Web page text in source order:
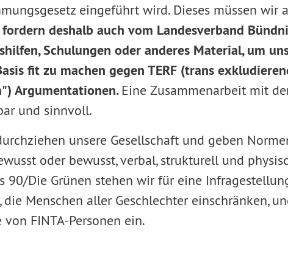
eingeführt wird. Dieses müssen wir
fordern deshalb auch vom Landesverband
Schulungen oder anderes Material, um
fit zu machen gegen TERF (trans
Argumentationen.Eine Zusammenarbeit mit
und sinnvoll.
unsere Gesellschaft und geben
oder bewusst, verbal, strukturell und
90/Die Grünen stehen wir für eine
Menschen aller Geschlechter einschränken,
FINTA-Personen ein.